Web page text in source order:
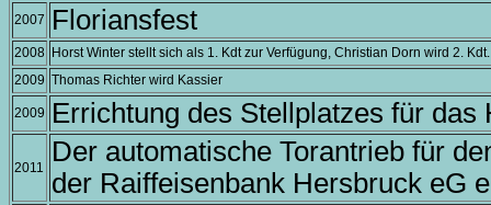
2007 Floriansfest
2008 Horst Winter stellt sich als 1. Kdt zur Verfügung, Christian Dorn wird 2.
2009 Thomas Richter wird Kassier
2009 Errichtung des Stellplatzes für das
2011
Der automatische Torantrieb für
der Raiffeisenbank Hersbruck eG